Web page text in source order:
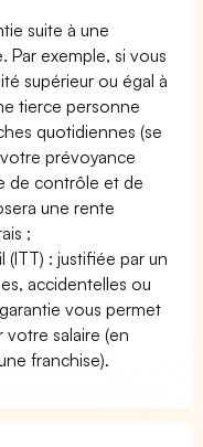
suite à une
Par exemple, si vous
supérieur ou égal à
tierce personne
quotidiennes (se
votre prévoyance
de contrôle et de
une rente
;
: justifiée par un
accidentelles ou
vous permet
salaire (en
franchise).